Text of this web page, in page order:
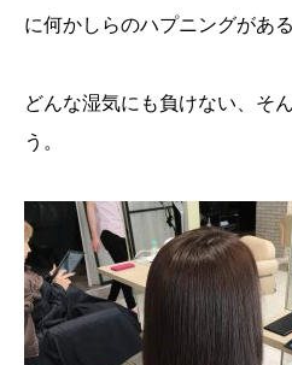
に何かしらのハプニングがあ
どんな湿気にも負けない、そ
う。